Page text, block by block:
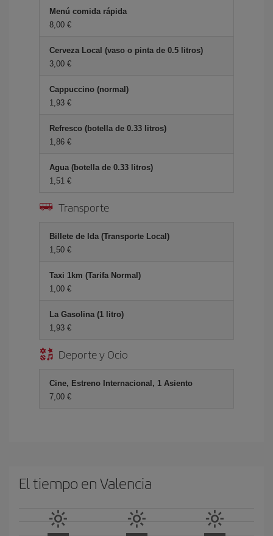
Menú comida rápida
8,00 €
Cerveza Local (vaso o pinta de 0.5 litros)
3,00 €
Cappuccino (normal)
1,93 €
Refresco (botella de 0.33 litros)
1,86 €
Agua (botella de 0.33 litros)
1,51 €
Transporte
Billete de Ida (Transporte Local)
1,50 €
Taxi 1km (Tarifa Normal)
1,00 €
La Gasolina (1 litro)
1,93 €
Deporte y Ocio
Cine, Estreno Internacional, 1 Asiento
7,00 €
El tiempo en Valencia